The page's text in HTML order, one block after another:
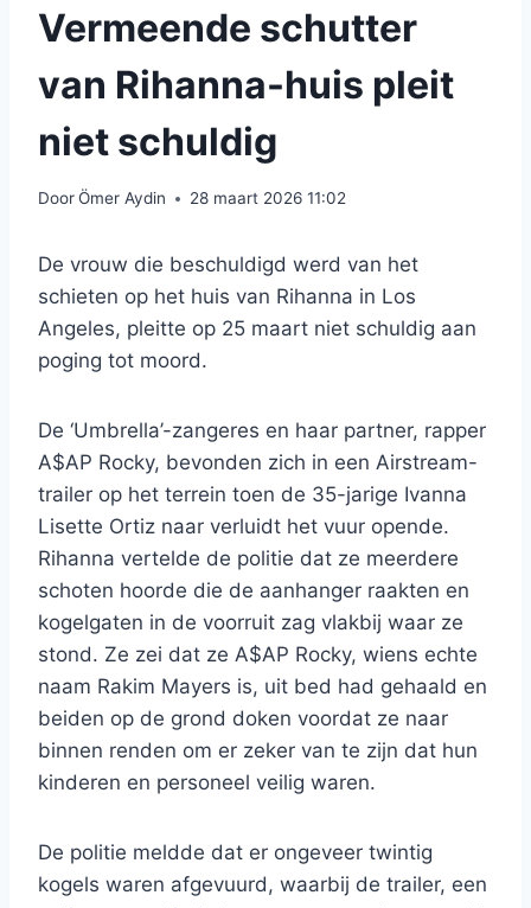
Vermeende schutter
van Rihanna-huis pleit
niet schuldig
DoorÖmer Aydin 28 maart 2026 11:02
De vrouw die beschuldigd werd van het
schieten op het huis van Rihanna in Los
Angeles, pleitte op 25 maart niet schuldig aan
poging tot moord.
De ‘Umbrella’-zangeres en haar partner, rapper
A$AP Rocky, bevonden zich in een Airstream-
trailer op het terrein toen de 35-jarige Ivanna
Lisette Ortiz naar verluidt het vuur opende.
Rihanna vertelde de politie dat ze meerdere
schoten hoorde die de aanhanger raakten en
kogelgaten in de voorruit zag vlakbij waar ze
stond. Ze zei dat ze A$AP Rocky, wiens echte
naam Rakim Mayers is, uit bed had gehaald en
beiden op de grond doken voordat ze naar
binnen renden om er zeker van te zijn dat hun
kinderen en personeel veilig waren.
De politie meldde dat er ongeveer twintig
kogels waren afgevuurd, waarbij de trailer, een